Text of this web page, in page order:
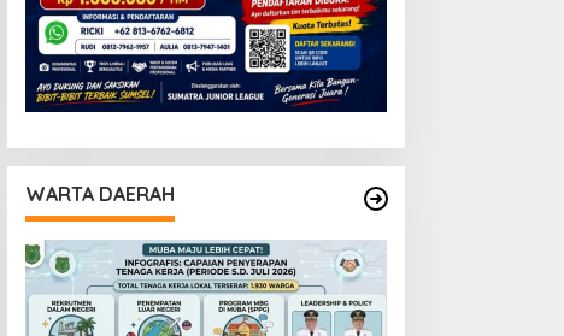
WARTA DAERAH